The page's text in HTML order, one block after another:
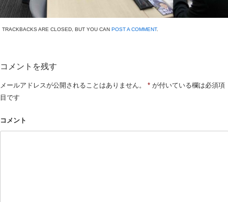
TRACKBACKS ARE CLOSED, BUT YOU CAN POST A COMMENT.
コメントを残す
メールアドレスが公開されることはありません。 * が付いている欄は必須項
目です
コメント